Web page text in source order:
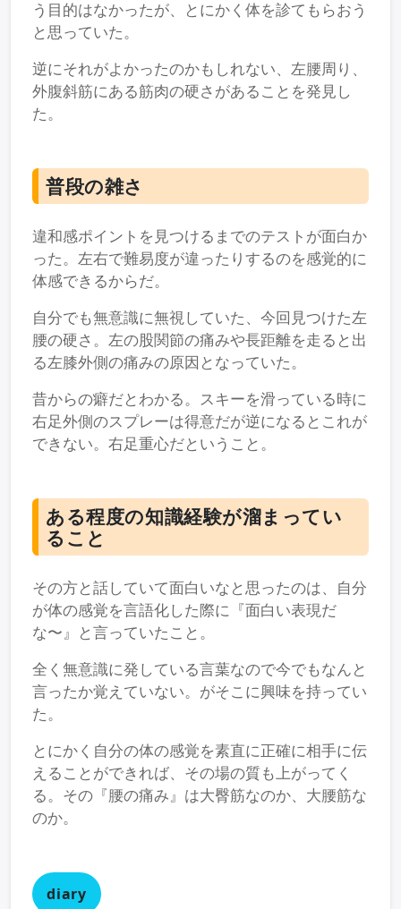
う目的はなかったが、とにかく体を診てもらおう
と思っていた。
逆にそれがよかったのかもしれない、左腰周り、
外腹斜筋にある筋肉の硬さがあることを発見し
た。
普段の雑さ
違和感ポイントを見つけるまでのテストが面白か
った。左右で難易度が違ったりするのを感覚的に
体感できるからだ。
自分でも無意識に無視していた、今回見つけた左
腰の硬さ。左の股関節の痛みや長距離を走ると出
る左膝外側の痛みの原因となっていた。
昔からの癖だとわかる。スキーを滑っている時に
右足外側のスプレーは得意だが逆になるとこれが
できない。右足重心だということ。
ある程度の知識経験が溜まってい
ること
その方と話していて面白いなと思ったのは、自分
が体の感覚を言語化した際に『面白い表現だ
な〜』と言っていたこと。
全く無意識に発している言葉なので今でもなんと
言ったか覚えていない。がそこに興味を持ってい
た。
とにかく自分の体の感覚を素直に正確に相手に伝
えることができれば、その場の質も上がってく
る。その『腰の痛み』は大臀筋なのか、大腰筋な
のか。
diary